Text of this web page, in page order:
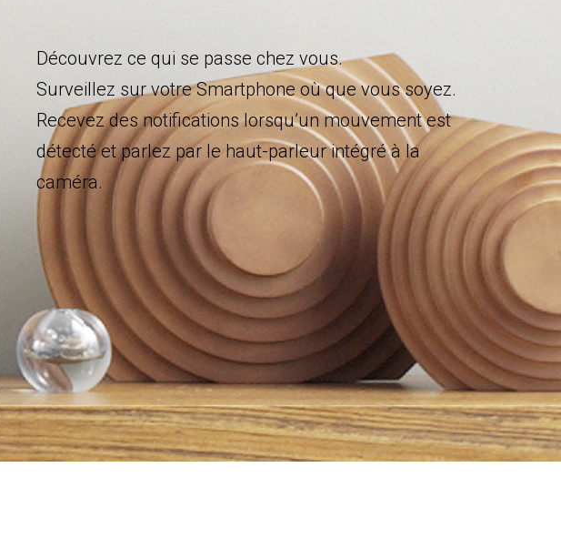
Découvrez ce qui se passe chez vous.
Surveillez sur votre Smartphone où que vous soyez.
Recevez des notifications lorsqu’un mouvement est
détecté et parlez par le haut-parleur intégré à la
caméra.